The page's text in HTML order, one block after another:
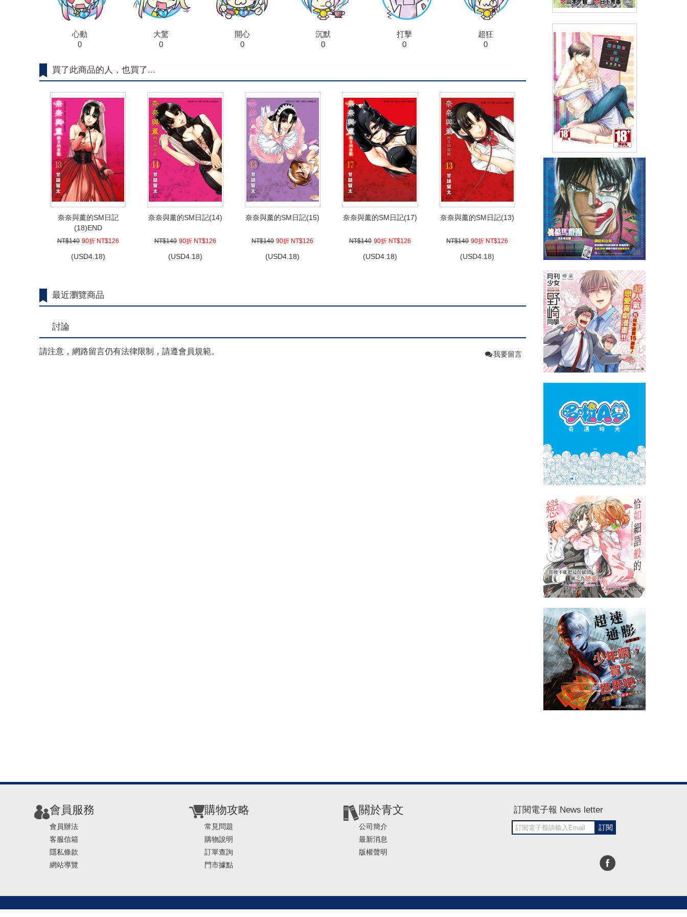
心動
0
大驚
0
開心
0
沉默
0
打擊
0
超狂
0
買了此商品的人，也買了...
奈奈與薰的SM日記
(18)END
NT$140 90折 NT$126
(USD4.18)
奈奈與薰的SM日記(14)
NT$140 90折 NT$126
(USD4.18)
奈奈與薰的SM日記(15)
NT$140 90折 NT$126
(USD4.18)
奈奈與薰的SM日記(17)
NT$140 90折 NT$126
(USD4.18)
奈奈與薰的SM日記(13)
NT$140 90折 NT$126
(USD4.18)
最近瀏覽商品
討論
請注意，網路留言仍有法律限制，請遵會員規範。 我要留言
NT$120 90折 NT$108 (USD 3.59)
閒來無事的戀愛(全)
NT$130 90折 NT$117 (USD3.88)
會員服務
會員辦法
客服信箱
隱私條款
網站導覽
購物攻略
常見問題
購物說明
訂單查詢
門市據點
關於青文
公司簡介
最新消息
版權聲明
訂閱電子報 News letter
訂閱